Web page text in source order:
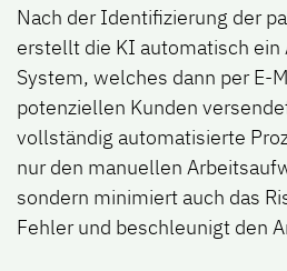
Nach der Identifizierung der
erstellt die KI automatisch ein
System, welches dann per E-
potenziellen Kunden
vollständig automatisierte
nur den manuellen
sondern minimiert auch das
Fehler und beschleunigt den